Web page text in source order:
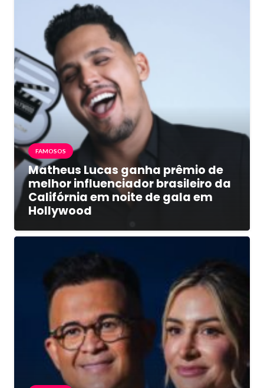
FAMOSOS
Matheus Lucas ganha prêmio de
melhor influenciador brasileiro da
Califórnia em noite de gala em
Hollywood